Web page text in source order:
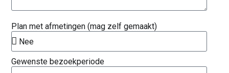
Plan met afmetingen (mag zelf gemaakt)
Gewenste bezoekperiode